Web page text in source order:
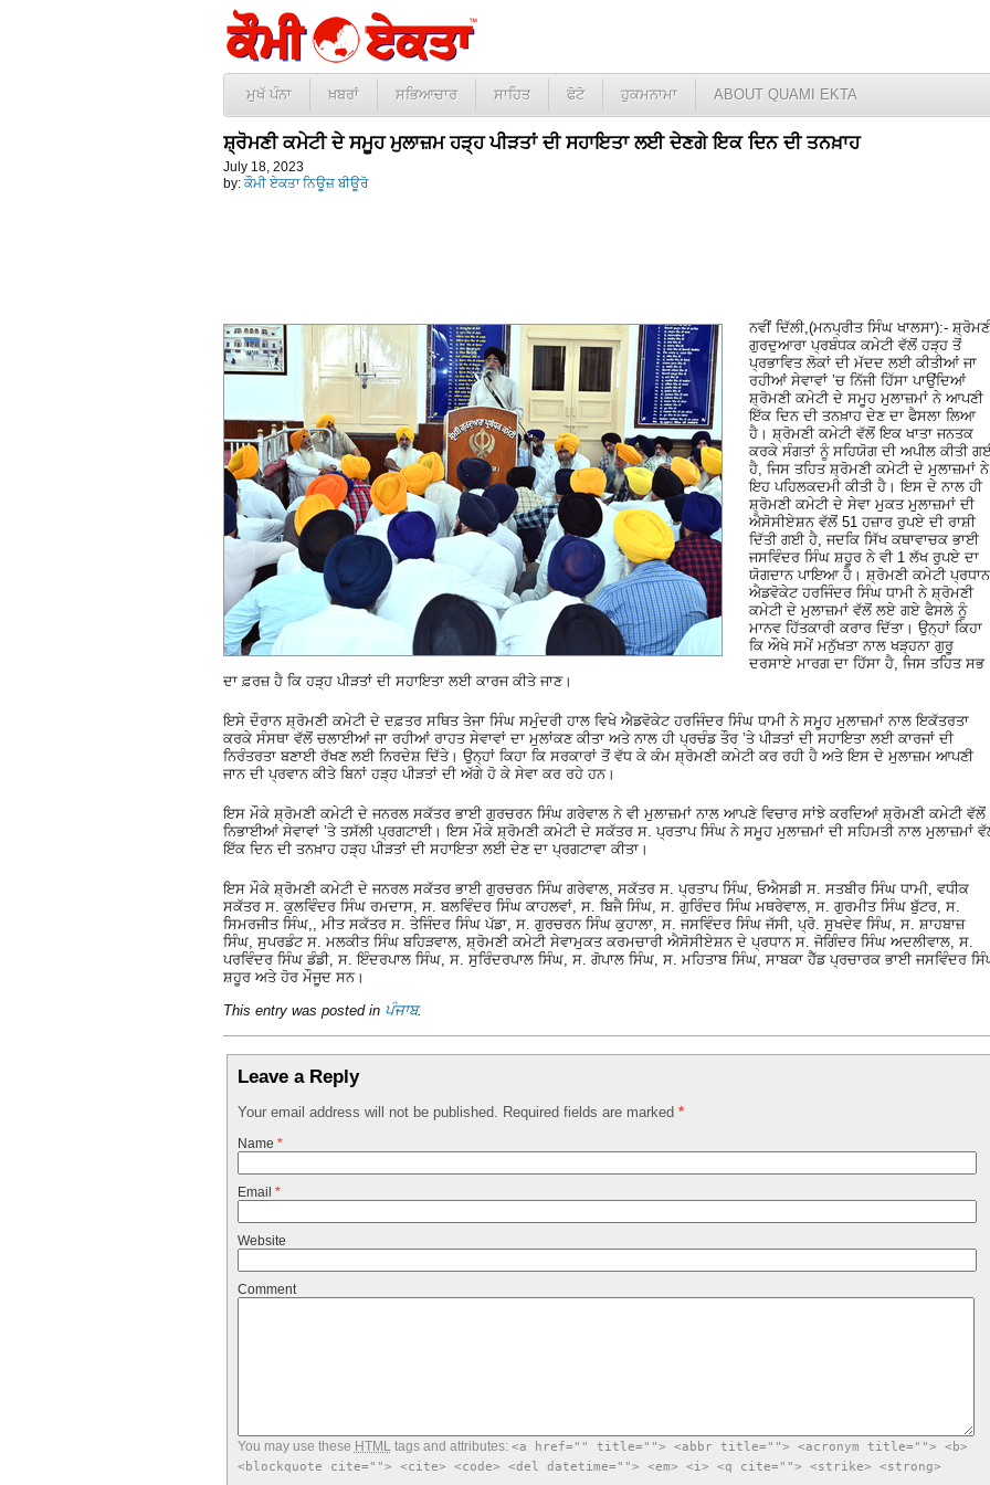
ਮੁਖੱ ਪੰਨਾ ਖ਼ਬਰਾਂ ਸਭਿਆਚਾਰ ਸਾਹਿਤ ਫੋਟੋ ਹੁਕਮਨਾਮਾ ABOUT QUAMI EKTA
ਸ਼੍ਰੋਮਣੀ ਕਮੇਟੀ ਦੇ ਸਮੂਹ ਮੁਲਾਜ਼ਮ ਹੜ੍ਹ ਪੀੜਤਾਂ ਦੀ ਸਹਾਇਤਾ ਲਈ ਦੇਣਗੇ ਇਕ ਦਿਨ ਦੀ ਤਨਖ਼ਾਹ
July 18, 2023
by: ਕੌਮੀ ਏਕਤਾ ਨਿਊਜ਼ ਬੀਊਰੋ
ਨਵੀਂ ਦਿੱਲੀ,(ਮਨਪ੍ਰੀਤ ਸਿੰਘ ਖਾਲਸਾ):-
ਗੁਰਦੁਆਰਾ ਪ੍ਰਬੰਧਕ ਕਮੇਟੀ ਵੱਲੋਂ ਹੜ੍ਹ ਤੋਂ
ਪ੍ਰਭਾਵਿਤ ਲੋਕਾਂ ਦੀ ਮੱਦਦ ਲਈ ਕੀਤੀਆਂ ਜਾ
ਰਹੀਆਂ ਸੇਵਾਵਾਂ ’ਚ ਨਿੱਜੀ ਹਿੱਸਾ ਪਾਉਂਦਿਆਂ
ਸ਼੍ਰੋਮਣੀ ਕਮੇਟੀ ਦੇ ਸਮੂਹ ਮੁਲਾਜ਼ਮਾਂ ਨੇ ਆਪਣੀ
ਇੱਕ ਦਿਨ ਦੀ ਤਨਖ਼ਾਹ ਦੇਣ ਦਾ ਫੈਸਲਾ ਲਿਆ
ਹੈ। ਸ਼੍ਰੋਮਣੀ ਕਮੇਟੀ ਵੱਲੋਂ ਇਕ ਖਾਤਾ ਜਨਤਕ
ਕਰਕੇ ਸੰਗਤਾਂ ਨੂੰ ਸਹਿਯੋਗ ਦੀ ਅਪੀਲ ਕੀਤੀ
ਹੈ, ਜਿਸ ਤਹਿਤ ਸ਼੍ਰੋਮਣੀ ਕਮੇਟੀ ਦੇ ਮੁਲਾਜ਼ਮਾਂ ਨੇ
ਇਹ ਪਹਿਲਕਦਮੀ ਕੀਤੀ ਹੈ। ਇਸ ਦੇ ਨਾਲ ਹੀ
ਸ਼੍ਰੋਮਣੀ ਕਮੇਟੀ ਦੇ ਸੇਵਾ ਮੁਕਤ ਮੁਲਾਜ਼ਮਾਂ ਦੀ
ਐਸੋਸੀਏਸ਼ਨ ਵੱਲੋਂ 51 ਹਜ਼ਾਰ ਰੁਪਏ ਦੀ ਰਾਸ਼ੀ
ਦਿੱਤੀ ਗਈ ਹੈ, ਜਦਕਿ ਸਿੱਖ ਕਥਾਵਾਚਕ ਭਾਈ
ਜਸਵਿੰਦਰ ਸਿੰਘ ਸ਼ਹੂਰ ਨੇ ਵੀ 1 ਲੱਖ ਰੁਪਏ ਦਾ
ਯੋਗਦਾਨ ਪਾਇਆ ਹੈ। ਸ਼੍ਰੋਮਣੀ ਕਮੇਟੀ ਪ੍ਰਧਾਨ
ਐਡਵੋਕੇਟ ਹਰਜਿੰਦਰ ਸਿੰਘ ਧਾਮੀ ਨੇ ਸ਼੍ਰੋਮਣੀ
ਕਮੇਟੀ ਦੇ ਮੁਲਾਜ਼ਮਾਂ ਵੱਲੋਂ ਲਏ ਗਏ ਫੈਸਲੇ ਨੂੰ
ਮਾਨਵ ਹਿੱਤਕਾਰੀ ਕਰਾਰ ਦਿੱਤਾ। ਉਨ੍ਹਾਂ ਕਿਹਾ
ਕਿ ਔਖੇ ਸਮੇਂ ਮਨੁੱਖਤਾ ਨਾਲ ਖੜ੍ਹਨਾ ਗੁਰੂ
ਦਰਸਾਏ ਮਾਰਗ ਦਾ ਹਿੱਸਾ ਹੈ, ਜਿਸ ਤਹਿਤ ਸਭ
ਦਾ ਫ਼ਰਜ਼ ਹੈ ਕਿ ਹੜ੍ਹ ਪੀੜਤਾਂ ਦੀ ਸਹਾਇਤਾ ਲਈ ਕਾਰਜ ਕੀਤੇ ਜਾਣ।
ਇਸੇ ਦੌਰਾਨ ਸ਼੍ਰੋਮਣੀ ਕਮੇਟੀ ਦੇ ਦਫ਼ਤਰ ਸਥਿਤ ਤੇਜਾ ਸਿੰਘ ਸਮੁੰਦਰੀ ਹਾਲ ਵਿਖੇ ਐਡਵੋਕੇਟ ਹਰਜਿੰਦਰ ਸਿੰਘ ਧਾਮੀ ਨੇ ਸਮੂਹ ਮੁਲਾਜ਼ਮਾਂ ਨਾਲ ਇਕੱਤਰਤਾ
ਕਰਕੇ ਸੰਸਥਾ ਵੱਲੋਂ ਚਲਾਈਆਂ ਜਾ ਰਹੀਆਂ ਰਾਹਤ ਸੇਵਾਵਾਂ ਦਾ ਮੁਲਾਂਕਣ ਕੀਤਾ ਅਤੇ ਨਾਲ ਹੀ ਪ੍ਰਚੰਡ ਤੌਰ ’ਤੇ ਪੀੜਤਾਂ ਦੀ ਸਹਾਇਤਾ ਲਈ ਕਾਰਜਾਂ ਦੀ
ਨਿਰੰਤਰਤਾ ਬਣਾਈ ਰੱਖਣ ਲਈ ਨਿਰਦੇਸ਼ ਦਿੱਤੇ। ਉਨ੍ਹਾਂ ਕਿਹਾ ਕਿ ਸਰਕਾਰਾਂ ਤੋਂ ਵੱਧ ਕੇ ਕੰਮ ਸ਼੍ਰੋਮਣੀ ਕਮੇਟੀ ਕਰ ਰਹੀ ਹੈ ਅਤੇ ਇਸ ਦੇ ਮੁਲਾਜ਼ਮ ਆਪਣੀ
ਜਾਨ ਦੀ ਪ੍ਰਵਾਨ ਕੀਤੇ ਬਿਨਾਂ ਹੜ੍ਹ ਪੀੜਤਾਂ ਦੀ ਅੱਗੇ ਹੋ ਕੇ ਸੇਵਾ ਕਰ ਰਹੇ ਹਨ।
ਇਸ ਮੌਕੇ ਸ਼੍ਰੋਮਣੀ ਕਮੇਟੀ ਦੇ ਜਨਰਲ ਸਕੱਤਰ ਭਾਈ ਗੁਰਚਰਨ ਸਿੰਘ ਗਰੇਵਾਲ ਨੇ ਵੀ ਮੁਲਾਜ਼ਮਾਂ ਨਾਲ ਆਪਣੇ ਵਿਚਾਰ ਸਾਂਝੇ ਕਰਦਿਆਂ ਸ਼੍ਰੋਮਣੀ ਕਮੇਟੀ ਵੱਲੋਂ
ਨਿਭਾਈਆਂ ਸੇਵਾਵਾਂ ’ਤੇ ਤਸੱਲੀ ਪ੍ਰਗਟਾਈ। ਇਸ ਮੌਕੇ ਸ਼੍ਰੋਮਣੀ ਕਮੇਟੀ ਦੇ ਸਕੱਤਰ ਸ. ਪ੍ਰਤਾਪ ਸਿੰਘ ਨੇ ਸਮੂਹ ਮੁਲਾਜ਼ਮਾਂ ਦੀ ਸਹਿਮਤੀ ਨਾਲ ਮੁਲਾਜ਼ਮਾਂ
ਇੱਕ ਦਿਨ ਦੀ ਤਨਖ਼ਾਹ ਹੜ੍ਹ ਪੀੜਤਾਂ ਦੀ ਸਹਾਇਤਾ ਲਈ ਦੇਣ ਦਾ ਪ੍ਰਗਟਾਵਾ ਕੀਤਾ।
ਇਸ ਮੌਕੇ ਸ਼੍ਰੋਮਣੀ ਕਮੇਟੀ ਦੇ ਜਨਰਲ ਸਕੱਤਰ ਭਾਈ ਗੁਰਚਰਨ ਸਿੰਘ ਗਰੇਵਾਲ, ਸਕੱਤਰ ਸ. ਪ੍ਰਤਾਪ ਸਿੰਘ, ਓਐਸਡੀ ਸ. ਸਤਬੀਰ ਸਿੰਘ ਧਾਮੀ, ਵਧੀਕ
ਸਕੱਤਰ ਸ. ਕੁਲਵਿੰਦਰ ਸਿੰਘ ਰਮਦਾਸ, ਸ. ਬਲਵਿੰਦਰ ਸਿੰਘ ਕਾਹਲਵਾਂ, ਸ. ਬਿਜੈ ਸਿੰਘ, ਸ. ਗੁਰਿੰਦਰ ਸਿੰਘ ਮਥਰੇਵਾਲ, ਸ. ਗੁਰਮੀਤ ਸਿੰਘ ਬੁੱਟਰ, ਸ.
ਸਿਮਰਜੀਤ ਸਿੰਘ,, ਮੀਤ ਸਕੱਤਰ ਸ. ਤੇਜਿੰਦਰ ਸਿੰਘ ਪੱਡਾ, ਸ. ਗੁਰਚਰਨ ਸਿੰਘ ਕੁਹਾਲਾ, ਸ. ਜਸਵਿੰਦਰ ਸਿੰਘ ਜੱਸੀ, ਪ੍ਰੋ. ਸੁਖਦੇਵ ਸਿੰਘ, ਸ. ਸ਼ਾਹਬਾਜ਼
ਸਿੰਘ, ਸੁਪਰਡੰਟ ਸ. ਮਲਕੀਤ ਸਿੰਘ ਬਹਿੜਵਾਲ, ਸ਼੍ਰੋਮਣੀ ਕਮੇਟੀ ਸੇਵਾਮੁਕਤ ਕਰਮਚਾਰੀ ਐਸੋਸੀਏਸ਼ਨ ਦੇ ਪ੍ਰਧਾਨ ਸ. ਜੋਗਿੰਦਰ ਸਿੰਘ ਅਦਲੀਵਾਲ, ਸ.
ਪਰਵਿੰਦਰ ਸਿੰਘ ਡੰਡੀ, ਸ. ਇੰਦਰਪਾਲ ਸਿੰਘ, ਸ. ਸੁਰਿੰਦਰਪਾਲ ਸਿੰਘ, ਸ. ਗੋਪਾਲ ਸਿੰਘ, ਸ. ਮਹਿਤਾਬ ਸਿੰਘ, ਸਾਬਕਾ ਹੈੱਡ ਪ੍ਰਚਾਰਕ ਭਾਈ ਜਸਵਿੰਦਰ
ਸ਼ਹੂਰ ਅਤੇ ਹੋਰ ਮੌਜੂਦ ਸਨ।
This entry was posted in ਪੰਜਾਬ.
Leave a Reply
Your email address will not be published. Required fields are marked *
Name *
Email *
Website
Comment
You may use these HTMLtags and attributes: <a href="" title=""> <abbr title=""> <acronym title=""> <b>
<blockquote cite=""> <cite> <code> <del datetime=""> <em> <i> <q cite=""> <strike> <strong>